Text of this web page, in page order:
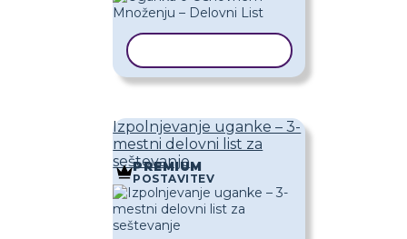
Izpolnjevanje uganke – 3-
mestni delovni list za
seštevanje
PREMIUM
POSTAVITEV